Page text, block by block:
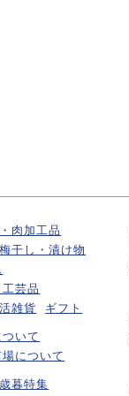
肉加工品
梅干し・漬け物
芸品
雑貨 ギフト
いて
について
暮特集